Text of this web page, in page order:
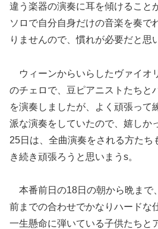
違う楽器の演奏に耳を傾けること
ソロで自分自身だけの音楽を奏で
りませんので、慣れが必要だと思
ウィーンからいらしたヴァイオ
のチェロで、豆ピアニストたちと
を演奏しましたが、よく頑張って
派な演奏をしていたので、嬉しか
25日は、全曲演奏をされる方たち
き続き頑張ろうと思いまうs。
本番前日の18日の朝から晩まで
前までの合わせでかなりハードな
一生懸命に弾いている子供たちと